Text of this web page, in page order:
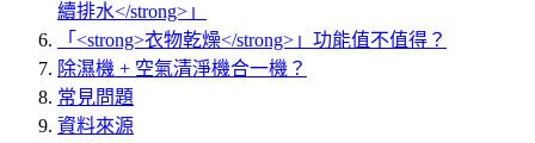
續排水</strong>」
「<strong>衣物乾燥</strong>」功能值不值得？
除濕機 + 空氣清淨機合一機？
常見問題
資料來源